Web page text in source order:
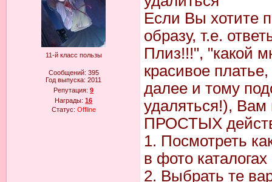
11-й класс пользы
Сообщений: 395
Год выпуска:2011
Репутация:9
Награды:16
Статус: Offline
Если Вы хотите
образу, т.е.
Плиз!!!", "какой
красивое
далее и тому
удаляться!),
ПРОСТЫХ
1. Посмотреть
в фото
2. Выбрать те